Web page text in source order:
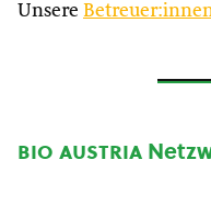
Unsere
bio austria